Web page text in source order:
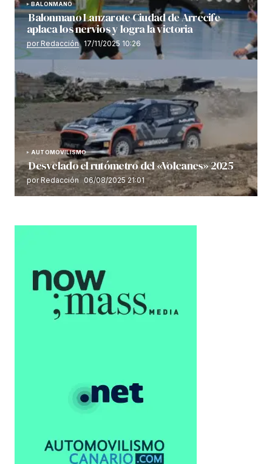
BALONMANO
Balonmano Lanzarote Ciudad de Arrecife
aplaca los nervios y logra la victoria
por Redacción 17/11/2025 10:26
AUTOMOVILISMO
Desvelado el rutómetro del «Volcanes» 2025
por Redacción 06/08/2025 21:01